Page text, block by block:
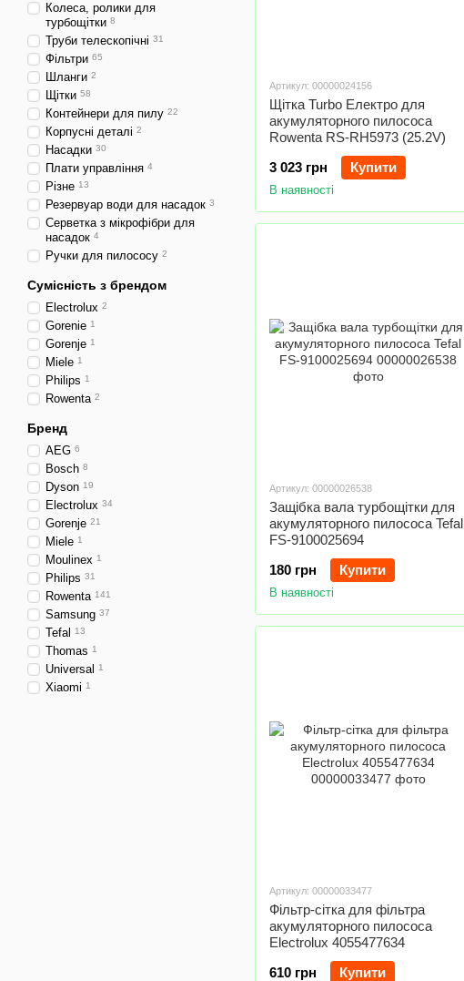
Артикул: 00000024156
Щітка Turbo Електро для
акумуляторного пилососа
Rowenta RS-RH5973 (25.2V)
3 023 грн
Купити
В наявності
Артикул: 00000026538
Защібка вала турбощітки для
акумуляторного пилососа Tefal
FS-9100025694
180 грн
Купити
В наявності
Артикул: 00000033477
Фільтр-сітка для фільтра
акумуляторного пилососа
Electrolux 4055477634
610 грн
Купити
Колеса, ролики для
турбощітки 8
Труби телескопічні 31
Фільтри 65
Шланги 2
Щітки 58
Контейнери для пилу 22
Корпусні деталі 2
Насадки 30
Плати управління 4
Різне 13
Резервуар води для насадок 3
Серветка з мікрофібри для
насадок 4
Ручки для пилососу 2
Сумісність з брендом
Electrolux 2
Gorenie 1
Gorenje 1
Miele 1
Philips 1
Rowenta 2
Бренд
AEG 6
Bosch 8
Dyson 19
Electrolux 34
Gorenje 21
Miele 1
Moulinex 1
Philips 31
Rowenta 141
Samsung 37
Tefal 13
Thomas 1
Universal 1
Xiaomi 1